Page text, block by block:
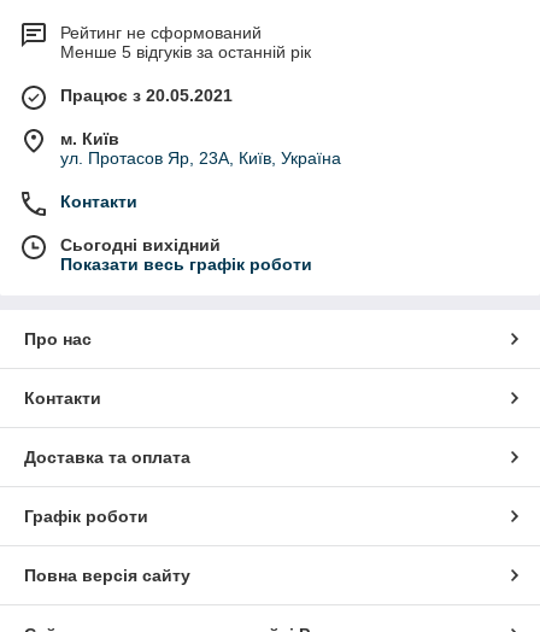
Рейтинг не сформований
Менше 5 відгуків за останній рік
Працює з 20.05.2021
м. Київ
ул. Протасов Яр, 23А, Київ, Україна
Контакти
Сьогодні вихідний
Показати весь графік роботи
Про нас
Контакти
Доставка та оплата
Графік роботи
Повна версія сайту